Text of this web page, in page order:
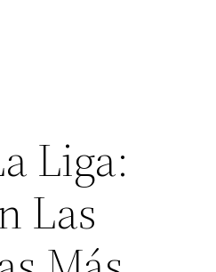
Liga:
Las